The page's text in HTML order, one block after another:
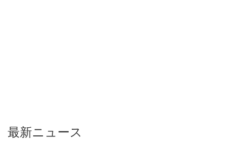
最新ニュース